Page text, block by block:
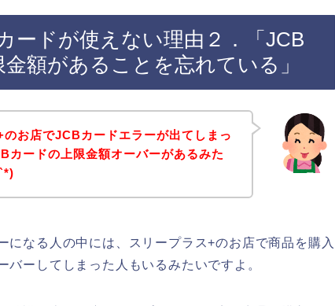
ードが使えない理由２．「JCB
額があることを忘れている」
お店でJCBカードエラーが出てしまっ
カードの上限金額オーバーがあるみた
になる人の中には、スリープラス+のお店で商品を購入
ーしてしまった人もいるみたいですよ。